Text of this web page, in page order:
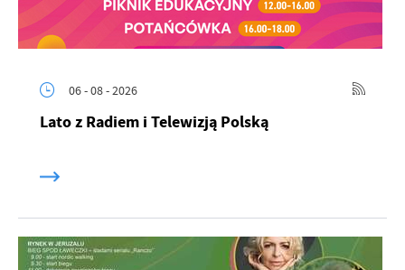
06 - 08 - 2026
Lato z Radiem i Telewizją Polską